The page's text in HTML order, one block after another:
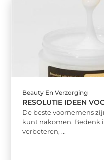
Beauty En Verzorging
RESOLUTIE IDEEN
De beste voornemens
kunt nakomen. Bedenk
verbeteren, ...